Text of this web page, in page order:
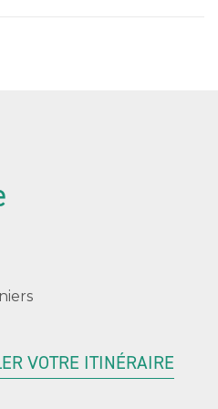
VOTRE ITINÉRAIRE